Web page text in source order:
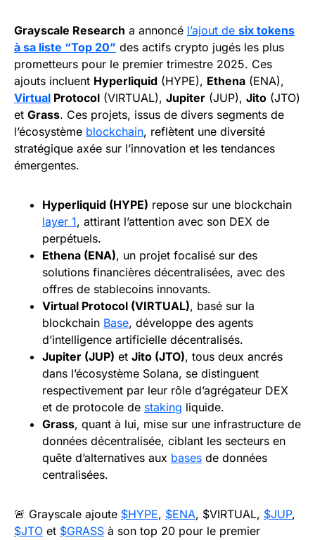
Grayscale Research a annoncé l’ajout de six tokens
à sa liste “Top 20” des actifs crypto jugés les plus
prometteurs pour le premier trimestre 2025. Ces
ajouts incluent Hyperliquid (HYPE), Ethena (ENA),
Virtual Protocol (VIRTUAL), Jupiter (JUP), Jito (JTO)
et Grass. Ces projets, issus de divers segments de
l’écosystème blockchain, reflètent une diversité
stratégique axée sur l’innovation et les tendances
émergentes.
Hyperliquid (HYPE) repose sur une blockchain
layer 1, attirant l’attention avec son DEX de
perpétuels.
Ethena (ENA), un projet focalisé sur des
solutions financières décentralisées, avec des
offres de stablecoins innovants.
Virtual Protocol (VIRTUAL), basé sur la
blockchain Base, développe des agents
d’intelligence artificielle décentralisés.
Jupiter (JUP) et Jito (JTO), tous deux ancrés
dans l’écosystème Solana, se distinguent
respectivement par leur rôle d’agrégateur DEX
et de protocole de staking liquide.
Grass, quant à lui, mise sur une infrastructure de
données décentralisée, ciblant les secteurs en
quête d’alternatives aux bases de données
centralisées.
🚨 Grayscale ajoute $HYPE, $ENA, $VIRTUAL, $JUP,
$JTO et $GRASS à son top 20 pour le premier